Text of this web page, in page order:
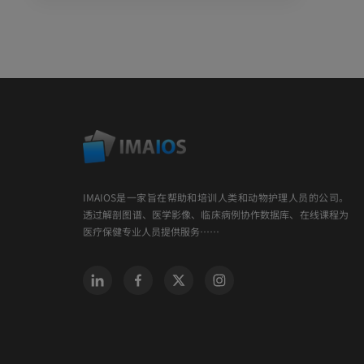
IMAIOS是一家旨在帮助和培训人类和动物护理人员的公司。
透过解剖图谱、医学影像、临床病例协作数据库、在线课程为
医疗保健专业人员提供服务……